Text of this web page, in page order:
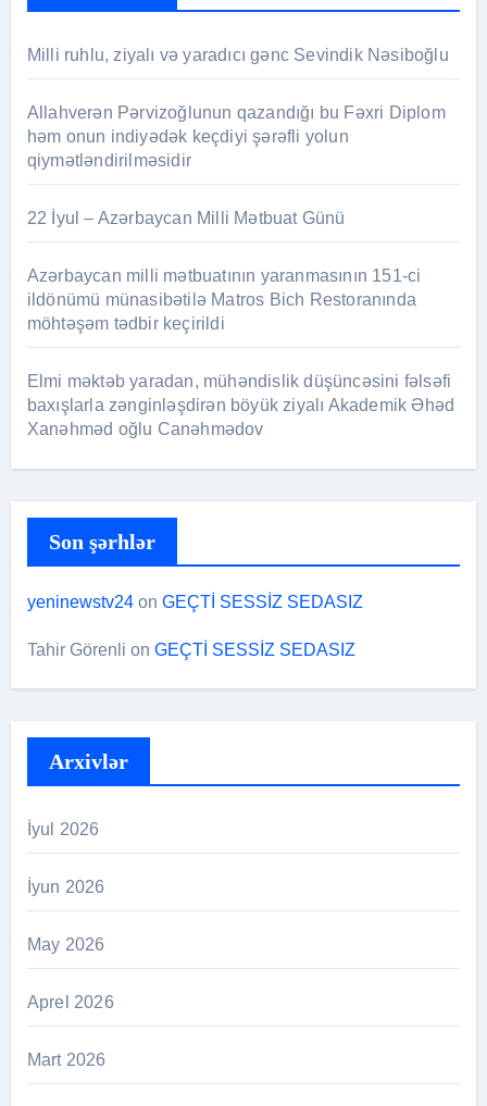
Milli ruhlu, ziyalı və yaradıcı gənc Sevindik Nəsiboğlu
Allahverən Pərvizoğlunun qazandığı bu Fəxri Diplom
həm onun indiyədək keçdiyi şərəfli yolun
qiymətləndirilməsidir
22 İyul – Azərbaycan Milli Mətbuat Günü
Azərbaycan milli mətbuatının yaranmasının 151-ci
ildönümü münasibətilə Matros Bich Restoranında
möhtəşəm tədbir keçirildi
Elmi məktəb yaradan, mühəndislik düşüncəsini fəlsəfi
baxışlarla zənginləşdirən böyük ziyalı Akademik Əhəd
Xanəhməd oğlu Canəhmədov
Son şərhlər
yeninewstv24on GEÇTİ SESSİZ SEDASIZ
Tahir Görenli on GEÇTİ SESSİZ SEDASIZ
Arxivlər
İyul 2026
İyun 2026
May 2026
Aprel 2026
Mart 2026